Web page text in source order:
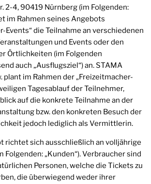
2-4, 90419 Nürnberg (im Folgenden:
im Rahmen seines Angebots
Events“ die Teilnahme an verschiedenen
und Events oder den
Örtlichkeiten (im Folgenden
auch „Ausflugsziel“) an. STAMA
plant im Rahmen der „Freizeitmacher-
Tagesablauf der Teilnehmer,
auf die konkrete Teilnahme an der
bzw. den konkreten Besuch der
jedoch lediglich als Vermittlerin.
richtet sich ausschließlich an volljährige
Folgenden: „Kunden“). Verbraucher sind
Personen, welche die Tickets zu
die überwiegend weder ihrer